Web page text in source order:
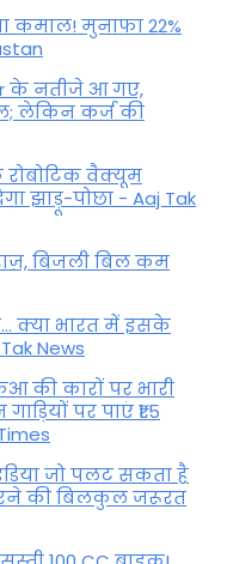
कमाल! मुनाफा 22%
के नतीजे आ गए,
लेकिन कर्ज की
वैक्यूम
झाड़ू-पोछा - Aaj Tak
बिजली बिल कम
क्या भारत में इसके
News
की कारों पर भारी
पर पाएं ₹1.5
जो पलट सकता है
की बिलकुल जरूरत